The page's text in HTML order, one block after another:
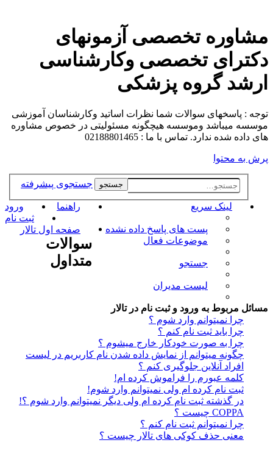
مشاوره تخصصی آزمونهای
دکترای تخصصی وکارشناسی
ارشد گروه پزشکی
توجه : پاسخهای سوالات شما نظرات اساتید وکارشناسان آموزشی
موسسه میباشد وموسسه هیچگونه مسئولیتی در خصوص مشاوره
های داده شده ندارد. تماس با ما : 02188801465
پرش به محتوا
جستجو جستجوی پیشرفته
لینک سریع
پست های پاسخ داده نشده
موضوعات فعال
جستجو
لیست مدیران
راهنما
ورود
ثبت نام
صفحه اول تالار
سوالات
متداول
مسائل مربوط به ورود و ثبت نام در تالار
چرا نمیتوانم وارد شوم ؟
چرا باید ثبت نام کنم ؟
چرا به صورت خودکار خارج میشوم ؟
چگونه میتوانم از نمایش داده شدن نام کاربریم در لیست
افراد آنلاین جلوگیری کنم ؟
کلمه عبورم را فراموش کرده ام!
ثبت نام کرده ام ولی نمیتوانم وارد شوم!
در گذشته ثبت نام کرده ام ولی دیگر نمیتوانم وارد شوم ؟!
COPPA چیست ؟
چرا نمیتوانم ثبت نام کنم ؟
معنی حذف کوکی های تالار چیست ؟